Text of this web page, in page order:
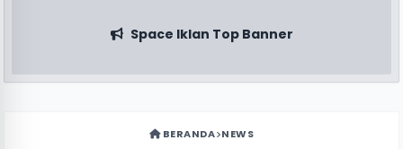
Space Iklan Top Banner
BERANDA NEWS